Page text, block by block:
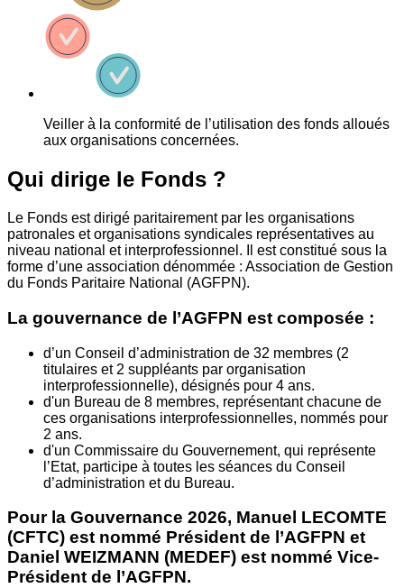
Veiller à la conformité de l’utilisation des fonds alloués
aux organisations concernées.
Qui dirige le Fonds ?
Le Fonds est dirigé paritairement par les organisations
patronales et organisations syndicales représentatives au
niveau national et interprofessionnel. Il est constitué sous la
forme d’une association dénommée : Association de Gestion
du Fonds Paritaire National (AGFPN).
La gouvernance de l’AGFPN est composée :
d’un Conseil d’administration de 32 membres (2
titulaires et 2 suppléants par organisation
interprofessionnelle), désignés pour 4 ans.
d'un Bureau de 8 membres, représentant chacune de
ces organisations interprofessionnelles, nommés pour
2 ans.
d'un Commissaire du Gouvernement, qui représente
l’Etat, participe à toutes les séances du Conseil
d’administration et du Bureau.
Pour la Gouvernance 2026, Manuel LECOMTE
(CFTC) est nommé Président de l’AGFPN et
Daniel WEIZMANN (MEDEF) est nommé Vice-
Président de l’AGFPN.